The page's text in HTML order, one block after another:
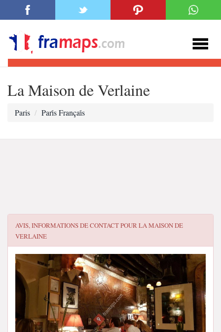
La Maison de Verlaine
Paris Pari̇s Françai̇s
AVIS, INFORMATIONS DE CONTACT POURLA MAISON DE
VERLAINE